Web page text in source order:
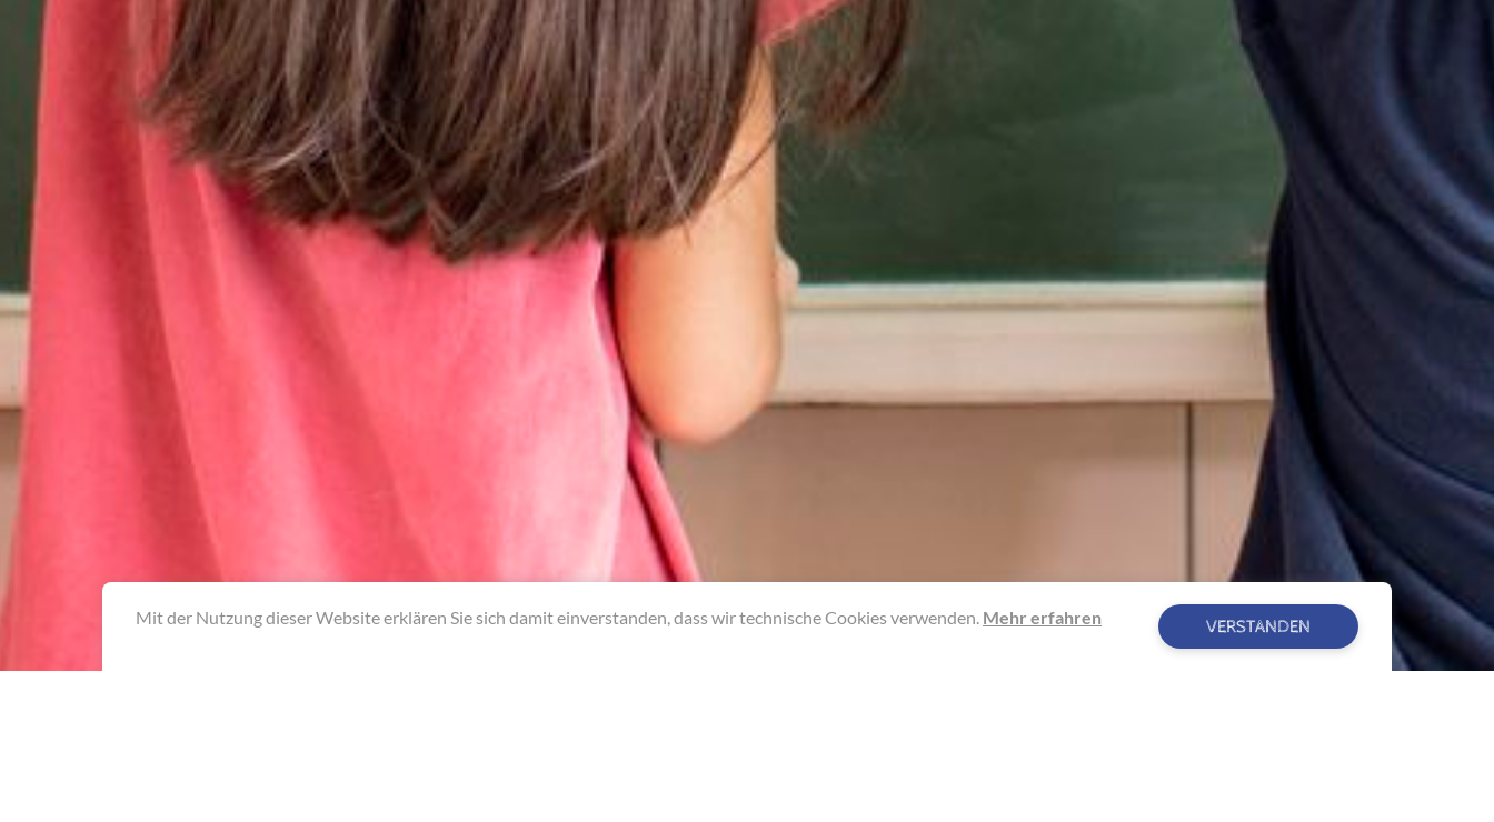
Mit der Nutzung dieser Website erklären Sie sich damit einverstanden, dass wir technische Cookies verwenden. Mehr erfahren VERSTANDEN